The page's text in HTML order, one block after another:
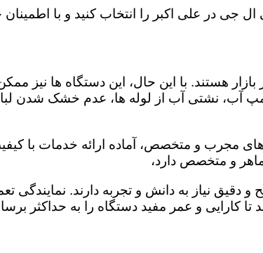
جی در علی اکبر را انتخاب کنید و با
هستند. با این حال، این دستگاه ها نیز
آب، نشتی آب از لوله ها، عدم خشک شدن
مجرب و متخصص، آماده ارائه خدمات با
و متخصص دارد،
دقیق نیاز به دانش و تجربه دارند. نمایندگی
و عمر مفید دستگاه را به حداکثر